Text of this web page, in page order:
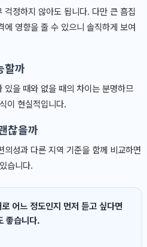
정하지 않아도 됩니다. 다만 큰 흠집
영향을 줄 수 있으니 솔직하게 보여
할까
있을 때와 없을 때의 차이는 분명하므
이 현실적입니다.
찮을까
성과 다른 지역 기준을 함께 비교하면
습니다.
어느 정도인지 먼저 듣고 싶다면
좋습니다.